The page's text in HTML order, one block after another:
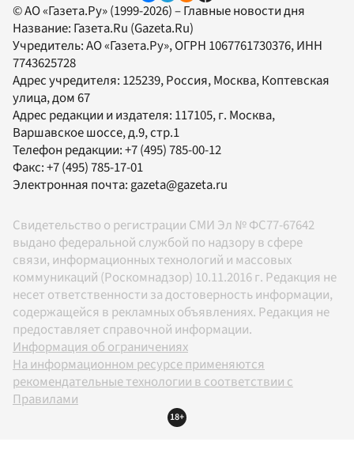
© АО «Газета.Ру» (1999-2026) – Главные новости дня
Название: Газета.Ru (Gazeta.Ru)
Учредитель:АО «Газета.Ру», ОГРН 1067761730376, ИНН
7743625728
Адрес учредителя: 125239, Россия, Москва, Коптевская
улица, дом 67
Адрес редакции и издателя: 117105, г. Москва,
Варшавское шоссе, д.9, стр.1
Телефон редакции:+7 (495) 785-00-12
Факс:+7 (495) 785-17-01
Электронная почта:gazeta@gazeta.ru
Свидетельство о регистрации СМИ Эл № ФС77-67642
выдано федеральной службой по надзору в сфере
связи, информационных технологий и массовых
коммуникаций (Роскомнадзор) 10.11.2016 г. Редакция не
несет ответственности за достоверность информации,
содержащейся в рекламных объявлениях. Редакция не
предоставляет справочной информации.
Информация об ограничениях
На информационном ресурсе применяются
рекомендательные технологии в соответствии с
Правилами
18+